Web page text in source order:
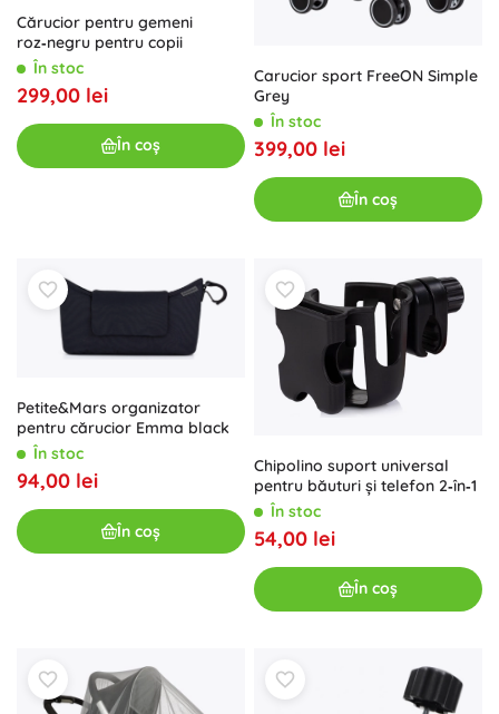
Cărucior pentru gemeni
roz‑negru pentru copii
În stoc
299,00 lei
În coș
Carucior sport FreeON Simple
Grey
În stoc
399,00 lei
În coș
Petite&Mars organizator
pentru cărucior Emma black
În stoc
94,00 lei
În coș
Chipolino suport universal
pentru băuturi și telefon 2‑în‑1
În stoc
54,00 lei
În coș